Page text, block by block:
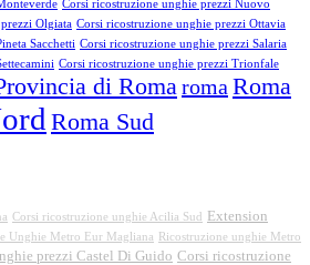
Corsi ricostruzione unghie prezzi Nuovo
Olgiata Corsi ricostruzione unghie prezzi Ottavia
Sacchetti Corsi ricostruzione unghie prezzi Salaria
Corsi ricostruzione unghie prezzi Trionfale
di Romaroma Roma
Roma Sud
Corsi ricostruzione unghie Acilia Sud
Extension
Unghie Metro Eur Magliana
Ricostruzione unghie Metro
prezzi Castel Di Guido Corsi ricostruzione